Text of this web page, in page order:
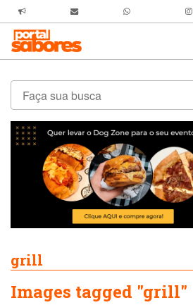
grill
Images tagged "grill"